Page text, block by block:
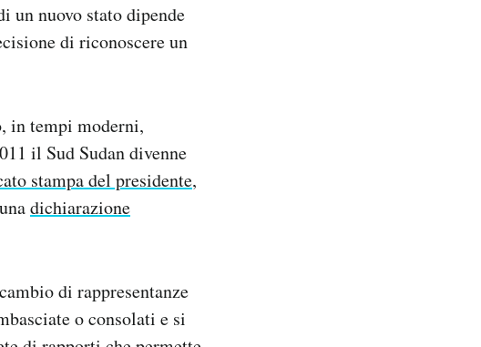
nuovo stato dipende
di riconoscere un
in tempi moderni,
il Sud Sudan divenne
stampa del presidente,
dichiarazione
di rappresentanze
o consolati e si